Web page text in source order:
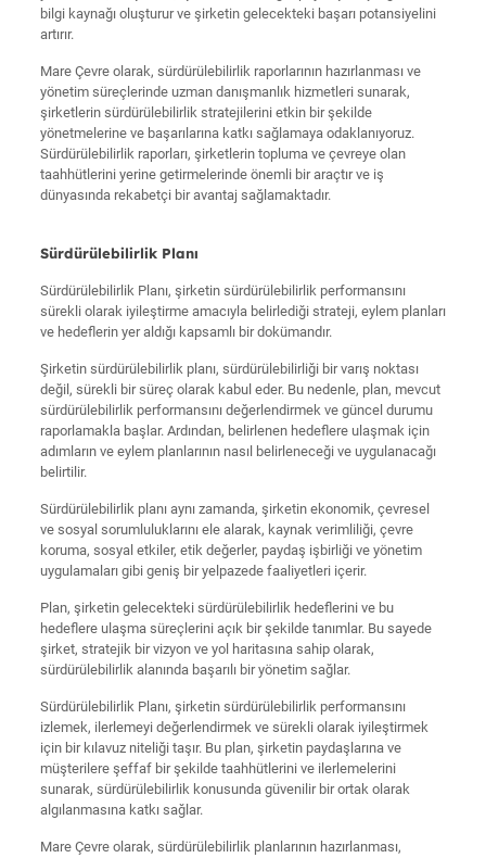
bilgi kaynağı oluşturur ve şirketin gelecekteki başarı potansiyelini
artırır.
Mare Çevre olarak, sürdürülebilirlik raporlarının hazırlanması ve
yönetim süreçlerinde uzman danışmanlık hizmetleri sunarak,
şirketlerin sürdürülebilirlik stratejilerini etkin bir şekilde
yönetmelerine ve başarılarına katkı sağlamaya odaklanıyoruz.
Sürdürülebilirlik raporları, şirketlerin topluma ve çevreye olan
taahhütlerini yerine getirmelerinde önemli bir araçtır ve iş
dünyasında rekabetçi bir avantaj sağlamaktadır.
Sürdürülebilirlik Planı
Sürdürülebilirlik Planı, şirketin sürdürülebilirlik performansını
sürekli olarak iyileştirme amacıyla belirlediği strateji, eylem planları
ve hedeflerin yer aldığı kapsamlı bir dokümandır.
Şirketin sürdürülebilirlik planı, sürdürülebilirliği bir varış noktası
değil, sürekli bir süreç olarak kabul eder. Bu nedenle, plan, mevcut
sürdürülebilirlik performansını değerlendirmek ve güncel durumu
raporlamakla başlar. Ardından, belirlenen hedeflere ulaşmak için
adımların ve eylem planlarının nasıl belirleneceği ve uygulanacağı
belirtilir.
Sürdürülebilirlik planı aynı zamanda, şirketin ekonomik, çevresel
ve sosyal sorumluluklarını ele alarak, kaynak verimliliği, çevre
koruma, sosyal etkiler, etik değerler, paydaş işbirliği ve yönetim
uygulamaları gibi geniş bir yelpazede faaliyetleri içerir.
Plan, şirketin gelecekteki sürdürülebilirlik hedeflerini ve bu
hedeflere ulaşma süreçlerini açık bir şekilde tanımlar. Bu sayede
şirket, stratejik bir vizyon ve yol haritasına sahip olarak,
sürdürülebilirlik alanında başarılı bir yönetim sağlar.
Sürdürülebilirlik Planı, şirketin sürdürülebilirlik performansını
izlemek, ilerlemeyi değerlendirmek ve sürekli olarak iyileştirmek
için bir kılavuz niteliği taşır. Bu plan, şirketin paydaşlarına ve
müşterilere şeffaf bir şekilde taahhütlerini ve ilerlemelerini
sunarak, sürdürülebilirlik konusunda güvenilir bir ortak olarak
algılanmasına katkı sağlar.
Mare Çevre olarak, sürdürülebilirlik planlarının hazırlanması,